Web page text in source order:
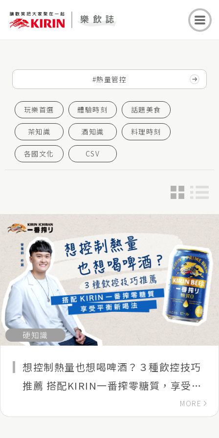
玩樂首選 體驗時刻 話題美食
茶知識 酒知識 料理時刻
各國文化 CSV
硬知識
想控制熱量也想喝啤酒？３種飲控技巧
推薦 搭配KIRIN一番搾零糖質，享受平
MORE